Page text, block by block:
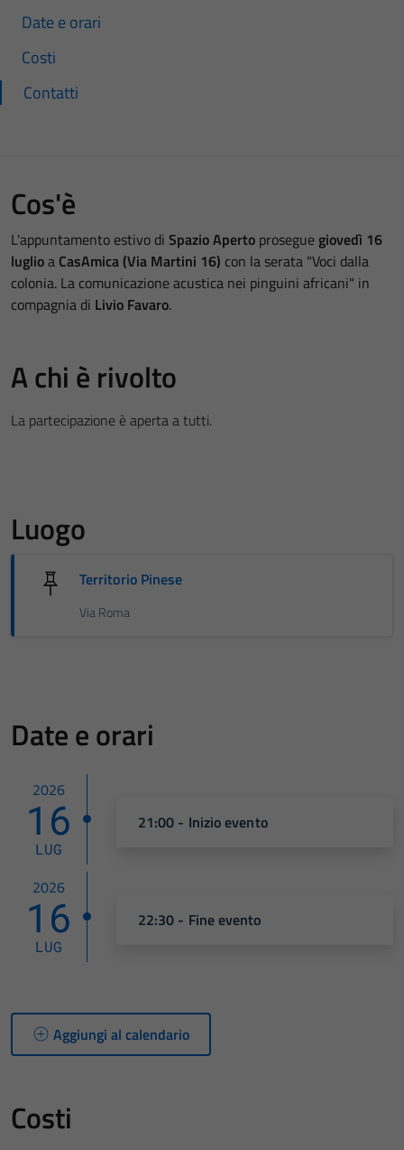
Date e orari
Costi
Contatti
Cos'è
L'appuntamento estivo di Spazio Aperto prosegue giovedì 16
luglioa CasAmica (Via Martini 16) con la serata "Voci dalla
colonia. La comunicazione acustica nei pinguini africani" in
compagnia di Livio Favaro.
A chi è rivolto
La partecipazione è aperta a tutti.
Luogo
Territorio Pinese
Via Roma
Date e orari
2026
16
LUG
21:00 - Inizio evento
2026
16
LUG
22:30 - Fine evento
Aggiungi al calendario
Costi